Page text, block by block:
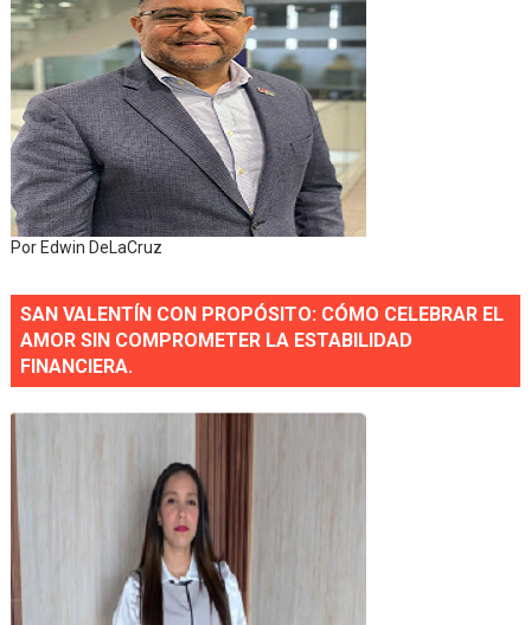
Por Edwin DeLaCruz
SAN VALENTÍN CON PROPÓSITO: CÓMO CELEBRAR EL
AMOR SIN COMPROMETER LA ESTABILIDAD
FINANCIERA.